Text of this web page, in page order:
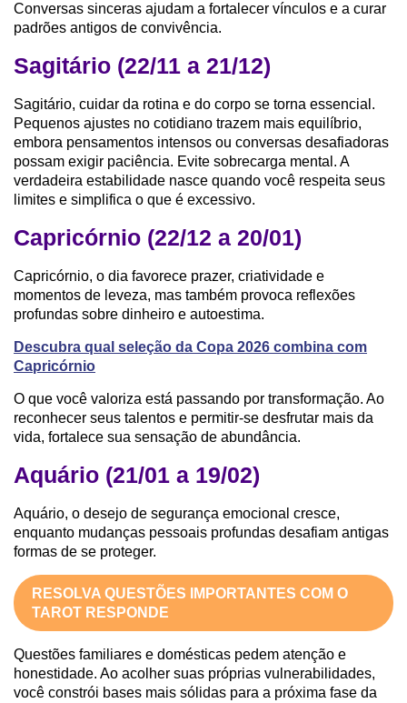
Conversas sinceras ajudam a fortalecer vínculos e a curar
padrões antigos de convivência.
Sagitário (22/11 a 21/12)
Sagitário, cuidar da rotina e do corpo se torna essencial.
Pequenos ajustes no cotidiano trazem mais equilíbrio,
embora pensamentos intensos ou conversas desafiadoras
possam exigir paciência. Evite sobrecarga mental. A
verdadeira estabilidade nasce quando você respeita seus
limites e simplifica o que é excessivo.
Capricórnio (22/12 a 20/01)
Capricórnio, o dia favorece prazer, criatividade e
momentos de leveza, mas também provoca reflexões
profundas sobre dinheiro e autoestima.
Descubra qual seleção da Copa 2026 combina com
Capricórnio
O que você valoriza está passando por transformação. Ao
reconhecer seus talentos e permitir-se desfrutar mais da
vida, fortalece sua sensação de abundância.
Aquário (21/01 a 19/02)
Aquário, o desejo de segurança emocional cresce,
enquanto mudanças pessoais profundas desafiam antigas
formas de se proteger.
RESOLVA QUESTÕES IMPORTANTES COM O
TAROT RESPONDE
Questões familiares e domésticas pedem atenção e
honestidade. Ao acolher suas próprias vulnerabilidades,
você constrói bases mais sólidas para a próxima fase da